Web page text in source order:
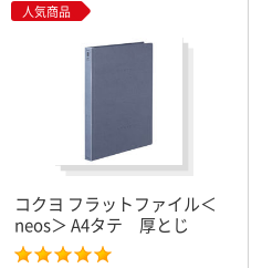
人気商品
コクヨ フラットファイル＜
neos＞ A4タテ 厚とじ